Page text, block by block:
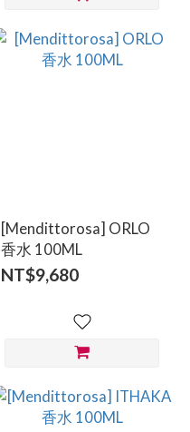
[Mendittorosa] ORLO
香水 100ML
NT$9,680